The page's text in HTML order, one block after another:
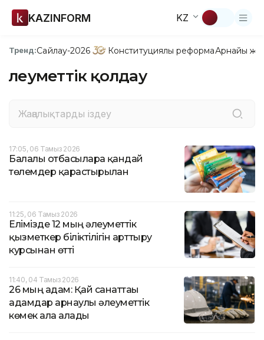
KAZINFORM KZ
Тренд:Сайлау-2026 Конституциялық реформаАрнайы
Әлеуметтік қолдау
17:05, 06 Тамыз 2026
Балалы отбасыларға қандай
төлемдер қарастырылған
11:25, 06 Тамыз 2026
Елімізде 12 мың әлеуметтік
қызметкер біліктілігін арттыру
курсынан өтті
11:40, 04 Тамыз 2026
26 мың адам: Қай санаттағы
адамдар арнаулы әлеуметтік
көмек ала алады